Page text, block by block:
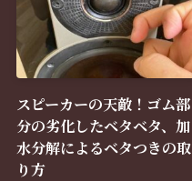
スピーカーの天敵！ゴム部
分の劣化したベタベタ、加
水分解によるベタつきの取
り方